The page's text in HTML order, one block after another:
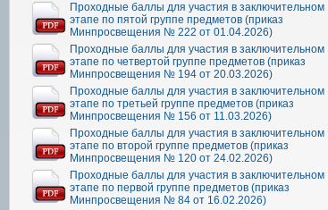
Проходные баллы для участия в заключительном
этапе по пятой группе предметов (приказ
Минпросвещения № 222 от 01.04.2026)
Проходные баллы для участия в заключительном
этапе по четвертой группе предметов (приказ
Минпросвещения № 194 от 20.03.2026)
Проходные баллы для участия в заключительном
этапе по третьей группе предметов (приказ
Минпросвещения № 156 от 11.03.2026)
Проходные баллы для участия в заключительном
этапе по второй группе предметов (приказ
Минпросвещения № 120 от 24.02.2026)
Проходные баллы для участия в заключительном
этапе по первой группе предметов (приказ
Минпросвещения № 84 от 16.02.2026)